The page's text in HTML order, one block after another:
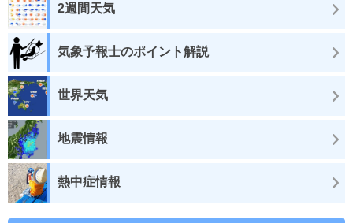
2週間天気
気象予報士のポイント解説
世界天気
地震情報
熱中症情報